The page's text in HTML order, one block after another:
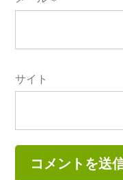
サイト